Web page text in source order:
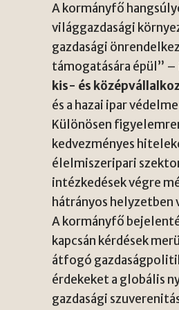
A kormányfő
világgazdasági
gazdasági
támogatására épül”
kis- és
és a hazai ipar
Különösen
kedvezményes
élelmiszeripari
intézkedések végre
hátrányos helyzetben
A kormányfő
kapcsán kérdések
átfogó
érdekeket a globális
gazdasági